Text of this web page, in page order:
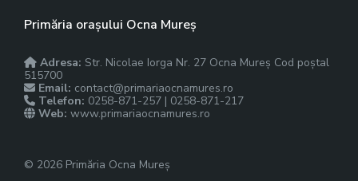
Primăria orașului Ocna Mureș
Adresa: Str. Nicolae Iorga Nr. 27 Ocna Mureș Cod poștal
515700
Email: contact@primariaocnamures.ro
Telefon: 0258-871-257 | 0258-871-217
Web: www.primariaocnamures.ro
© 2026 Primăria Ocna Mureș